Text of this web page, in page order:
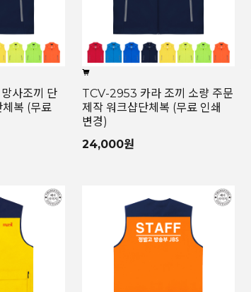
사조끼 단
복 (무료
TCV-2953 카라 조끼 소량 주문
제작 워크샵단체복 (무료 인쇄
변경)
24,000원